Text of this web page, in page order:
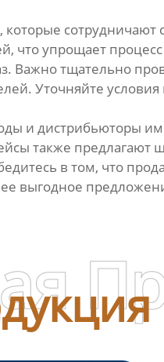
что упрощает
Важно тщательно
Уточняйте
и дистрибьюторы
также
в том, что
выгодное